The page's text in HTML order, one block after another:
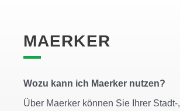
MAERKER
Wozu kann ich Maerker nutzen?
Über Maerker können Sie Ihrer Stadt-,